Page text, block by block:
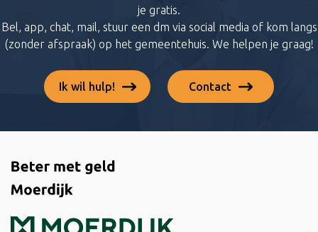
je gratis.
Bel, app, chat, mail, stuur een dm via social media of kom langs
(zonder afspraak) op het gemeentehuis. We helpen je graag!
Ik wil hulp! Contact